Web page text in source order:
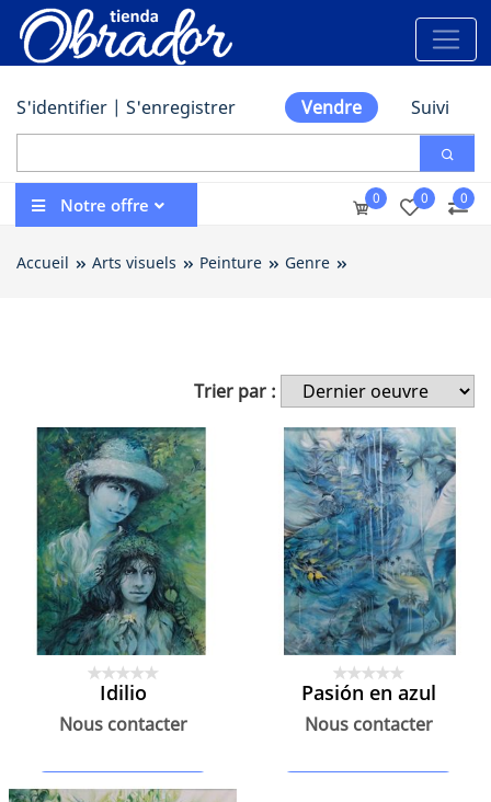
S'identifier | S'enregistrer Vendre Suivi
0 0 0
Notre offre
Accueil Arts visuels Peinture Genre
Trier par :
Idilio
Nous contacter
Contacter le créateur
Pasión en azul
Nous contacter